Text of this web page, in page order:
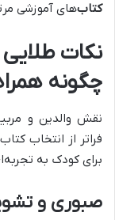
کتاب‌های آموزشی
نکات طلایی
چگونه
نقش والدین و
فراتر از انتخاب
برای کودک به
صبوری و